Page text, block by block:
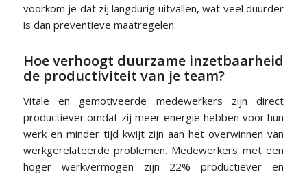
voorkom je dat zij langdurig uitvallen, wat veel duurder
is dan preventieve maatregelen.
Hoe verhoogt duurzame inzetbaarheid
de productiviteit van je team?
Vitale en gemotiveerde medewerkers zijn direct
productiever omdat zij meer energie hebben voor hun
werk en minder tijd kwijt zijn aan het overwinnen van
werkgerelateerde problemen. Medewerkers met een
hoger werkvermogen zijn 22% productiever en